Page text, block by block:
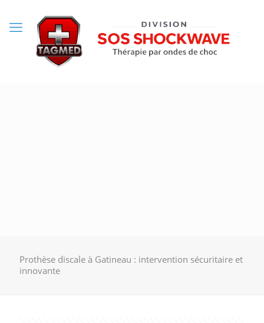
Prothèse discale à Gatineau : intervention sécuritaire et
innovante